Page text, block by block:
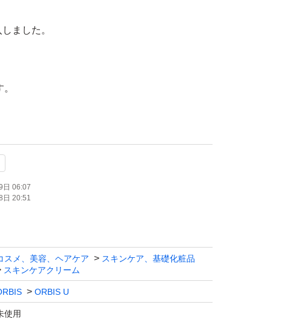
ました。
での発送です。
なので、緩衝材なしの簡易包装にて発送させて
、よろしくお願いいたします。
日 06:07
日 20:51
スメ、美容、ヘアケア
スキンケア、基礎化粧品
スキンケアクリーム
ORBIS U
使用